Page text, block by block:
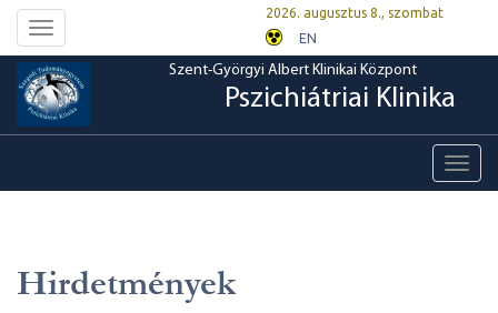
Toggle
navigation
2026. augusztus 8., szombat
EN
Szent-Györgyi Albert Klinikai Központ
Pszichiátriai Klinika
Hirdetmények